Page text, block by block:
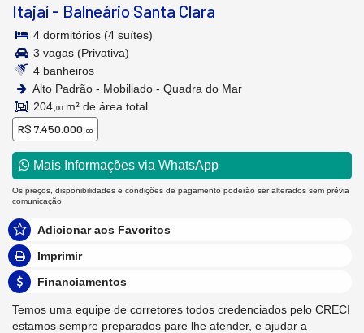
Itajaí - Balneário Santa Clara
4 dormitórios (4 suítes)
3 vagas (Privativa)
4 banheiros
Alto Padrão - Mobiliado - Quadra do Mar
204, 00 m² de área total
R$ 7.450.000,00
Mais Informações via WhatsApp
Os preços, disponibilidades e condições de pagamento poderão ser alterados sem prévia
comunicação.
Adicionar aos Favoritos
Imprimir
Financiamentos
Temos uma equipe de corretores todos credenciados pelo CRECI
estamos sempre preparados pare lhe atender, e ajudar a